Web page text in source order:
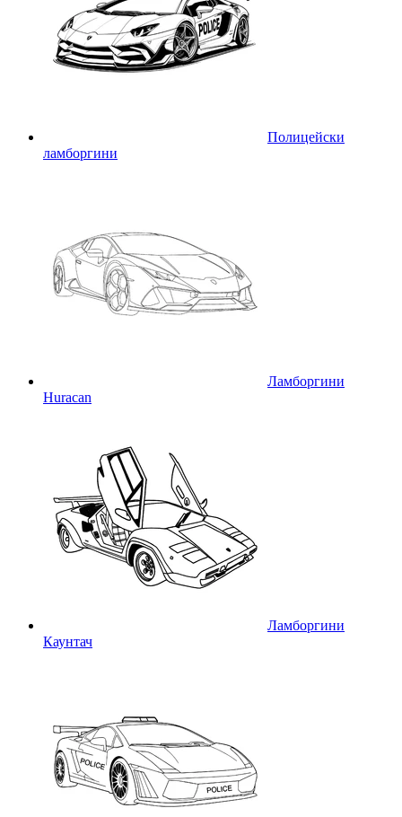
Полицейски
ламборгини
Ламборгини
Huracan
Ламборгини
Каунтач